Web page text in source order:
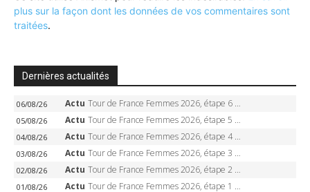
plus sur la façon dont les données de vos commentaires sont
traitées.
Dernières actualités
06/08/26 Actu Tour de France Femmes 2026, étape 6 – Kim Le Court-Pienaar gagne à Tournon, Reusser en jaune
05/08/26 Actu Tour de France Femmes 2026, étape 5 – Demi Vollering gagne à Belleville, Reusser en jaune, Ferrand-Prévot coule
04/08/26 Actu Tour de France Femmes 2026, étape 4 – Marlen Reusser écrase le chrono, Ferrand-Prévot en crise
03/08/26 Actu Tour de France Femmes 2026, étape 3 – Sigrid Haugset en solitaire, 88 km d’échappée, maillot jaune
02/08/26 Actu Tour de France Femmes 2026, étape 2 – Lorena Wiebes doublé à Genève, Markus héroïque, 7e record
01/08/26 Actu Tour de France Femmes 2026, étape 1 – Lorena Wiebes intouchable à Lausanne, premier maillot jaune